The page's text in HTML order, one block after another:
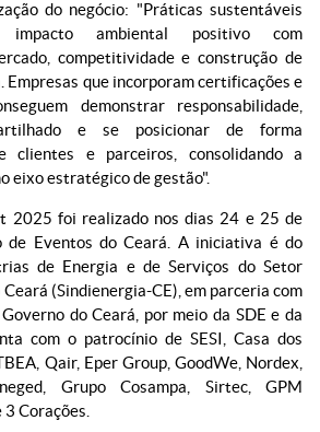
do negócio: "Práticas sustentáveis
impacto ambiental positivo com
competitividade e construção de
Empresas que incorporam certificações e
demonstrar responsabilidade,
e se posicionar de forma
clientes e parceiros, consolidando a
eixo estratégico de gestão".
2025 foi realizado nos dias 24 e 25 de
de Eventos do Ceará. A iniciativa é do
de Energia e de Serviços do Setor
(Sindienergia-CE), em parceria com
do Ceará, por meio da SDE e da
com o patrocínio de SESI, Casa dos
Qair, Eper Group, GoodWe, Nordex,
Grupo Cosampa, Sirtec, GPM
Corações.